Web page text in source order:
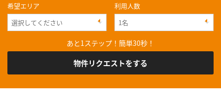
希望エリア
利用人数
あと1ステップ！簡単30秒！
物件リクエストをする